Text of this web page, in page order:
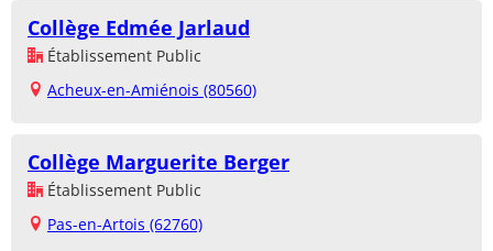
Collège Edmée Jarlaud
Établissement Public
Acheux-en-Amiénois (80560)
Collège Marguerite Berger
Établissement Public
Pas-en-Artois (62760)